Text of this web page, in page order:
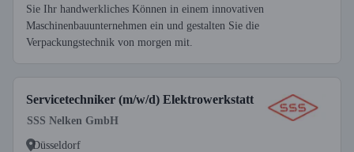
Sie Ihr handwerkliches Können in einem innovativen
Maschinenbauunternehmen ein und gestalten Sie die
Verpackungstechnik von morgen mit.
Servicetechniker (m/w/d) Elektrowerkstatt
SSS Nelken GmbH
Düsseldorf